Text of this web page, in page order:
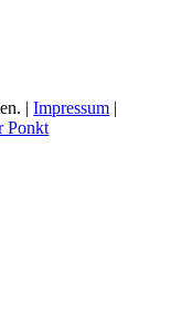
|Impressum |
Ponkt